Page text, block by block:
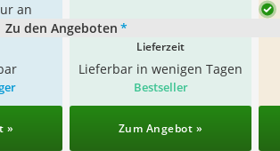
an
Zu den Angeboten *
Lieferzeit
Lieferbar in wenigen Tagen
»
Bestseller
Zum Angebot »